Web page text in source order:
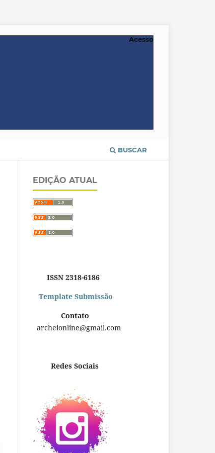
BUSCAR
Acesso
EDIÇÃO ATUAL
ISSN 2318-6186
Template Submissão
Contato
archeionline@gmail.com
Redes Sociais